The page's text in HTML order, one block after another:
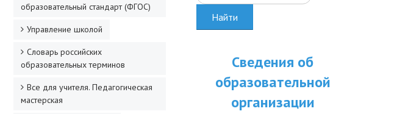
образовательный стандарт (ФГОС)
Управление школой
Словарь российских
образовательных терминов
Все для учителя. Педагогическая
мастерская
Найти
Сведения об
образовательной
организации